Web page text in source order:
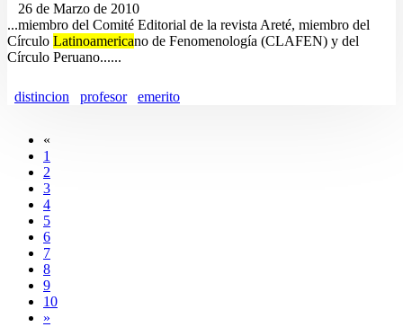
26 de Marzo de 2010
...miembro del Comité Editorial de la revista Areté, miembro del
Círculo Latinoamericano de Fenomenología (CLAFEN) y del
Círculo Peruano......
distincion profesor emerito
«
1
2
3
4
5
6
7
8
9
10
»